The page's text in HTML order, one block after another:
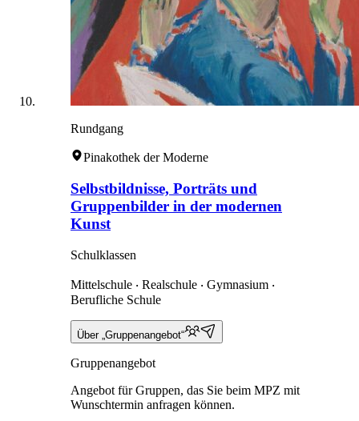
Rundgang
Pinakothek der Moderne
Selbstbildnisse, Porträts und
Gruppenbilder in der modernen
Kunst
Schulklassen
Mittelschule ‧ Realschule ‧ Gymnasium ‧
Berufliche Schule
Über „Gruppenangebot“
Gruppenangebot
Angebot für Gruppen, das Sie beim MPZ mit
Wunschtermin anfragen können.